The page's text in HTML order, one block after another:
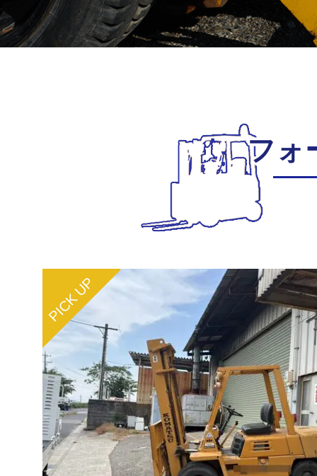
フォ
PICK UP